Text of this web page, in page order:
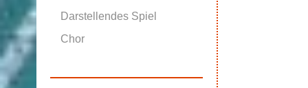
Darstellendes Spiel
Chor